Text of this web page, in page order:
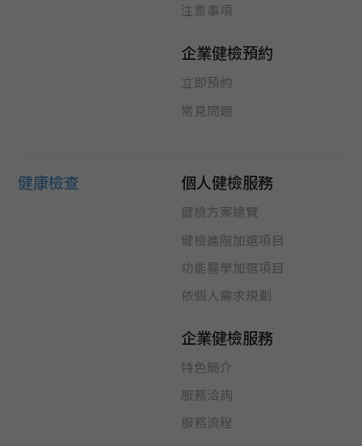
注意事項
企業健檢預約
立即預約
常見問題
健康檢查 個人健檢服務
健檢方案總覽
健檢進階加選項目
功能醫學加選項目
依個人需求規劃
企業健檢服務
特色簡介
服務洽詢
服務流程